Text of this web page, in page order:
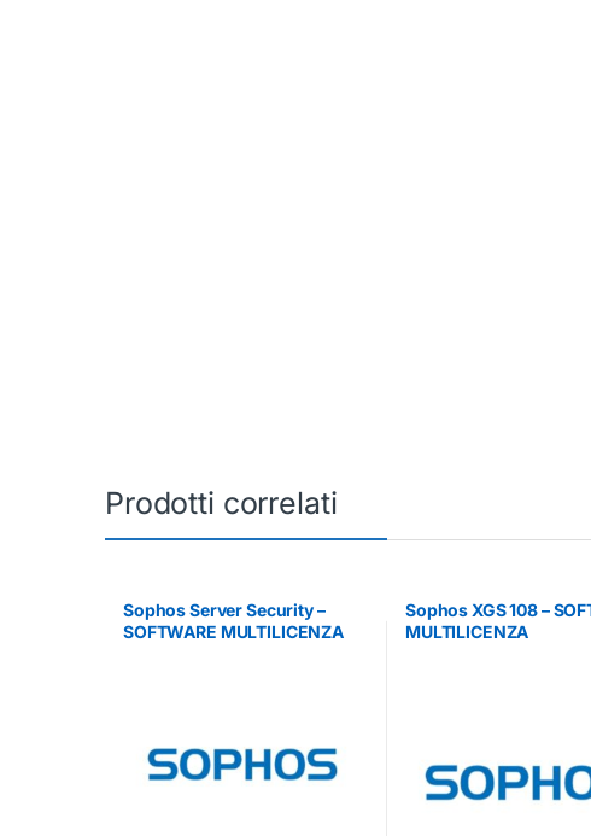
Prodotti correlati
Sophos Server Security –
SOFTWARE MULTILICENZA
Sophos XGS 108 –
MULTILICENZA